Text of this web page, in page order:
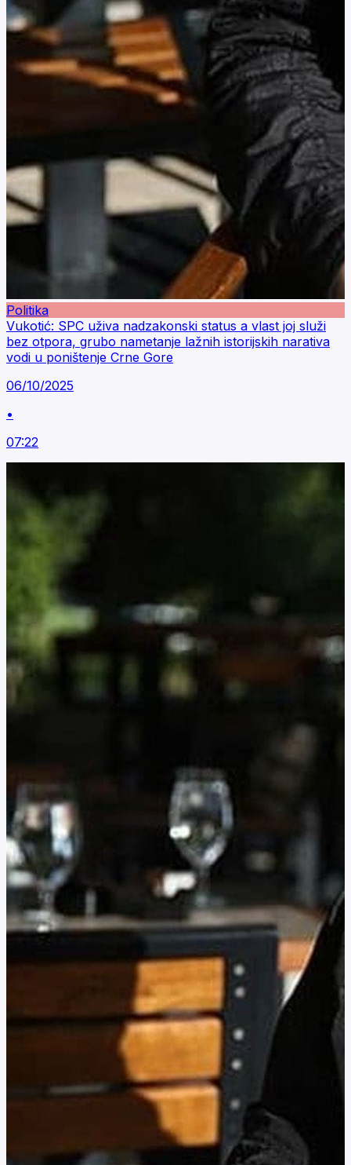
Politika
Vukotić: SPC uživa nadzakonski status a vlast joj služi
bez otpora, grubo nametanje lažnih istorijskih narativa
vodi u poništenje Crne Gore
06/10/2025
•
07:22